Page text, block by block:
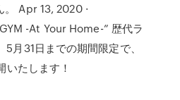
。 Apr 13, 2020 ·
GYM -At Your Home-” 歴代ラ
月31日までの期間限定で、
たします！